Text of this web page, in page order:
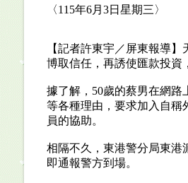
〈115年6月3日星期三〉
【記者許東宇／屏東報導
博取信任，再誘使匯款投資
據了解，50歲的蔡男在網
等各種理由，要求加入自稱
員的協助。
相隔不久，東港警分局東港
即通報警方到場。